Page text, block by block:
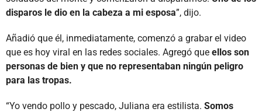
disparos le dio en la cabeza a mi esposa”, dijo.
Añadió que él, inmediatamente, comenzó a grabar el video
que es hoy viral en las redes sociales. Agregó que ellos son
personas de bien y que no representaban ningún peligro
para las tropas.
“Yo vendo pollo y pescado, Juliana era estilista. Somos